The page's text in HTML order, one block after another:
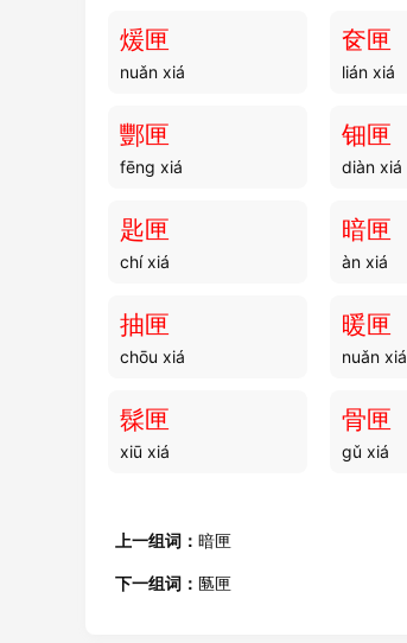
骨鼕 骨都
骨镞 骨分
骨出 骨棒
骨目 骨盆
骨干 骨咄
gǔ tuō
煖匣
nuǎn xiá
奁匣
lián xiá
酆匣
fēng xiá
钿匣
diàn xiá
匙匣
chí xiá
暗匣
àn xiá
抽匣
chōu xiá
暖匣
nuǎn xiá
髹匣
xiū xiá
骨匣
gǔ xiá
上一组词： 暗匣
下一组词： 匦匣